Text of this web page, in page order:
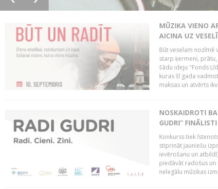
MŪZIKA VIENO
AICINA UZ
Būt veselam nozīmē
starp ķermeni,
šādu ideju "Fonds
kuras šī gada
maksas un atvērts
NOSKAIDROTI
GUDRI” FINĀLISTI
Konkurss tiek
stiprināt jauniešu
ievērošanu un
piedāvāt radošus
nelegālu mūzikas